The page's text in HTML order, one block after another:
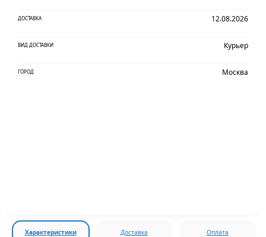
ДОСТАВКА 12.08.2026
ВИД ДОСТАВКИ Курьер
ГОРОД Москва
Характеристики Доставка Оплата